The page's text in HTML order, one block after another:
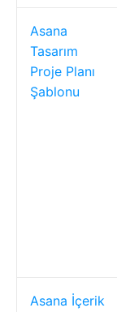
Asana
Tasarım
Proje Planı
Şablonu
Asana İçerik